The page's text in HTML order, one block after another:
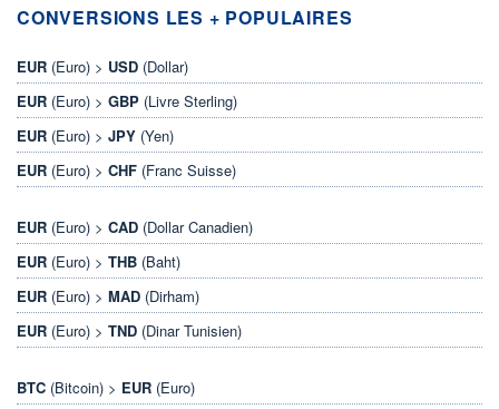
CONVERSIONS LES + POPULAIRES
EUR (Euro) > USD (Dollar)
EUR (Euro) > GBP (Livre Sterling)
EUR (Euro) > JPY (Yen)
EUR (Euro) > CHF (Franc Suisse)
EUR (Euro) > CAD (Dollar Canadien)
EUR (Euro) > THB (Baht)
EUR (Euro) > MAD (Dirham)
EUR (Euro) > TND (Dinar Tunisien)
BTC (Bitcoin) > EUR (Euro)